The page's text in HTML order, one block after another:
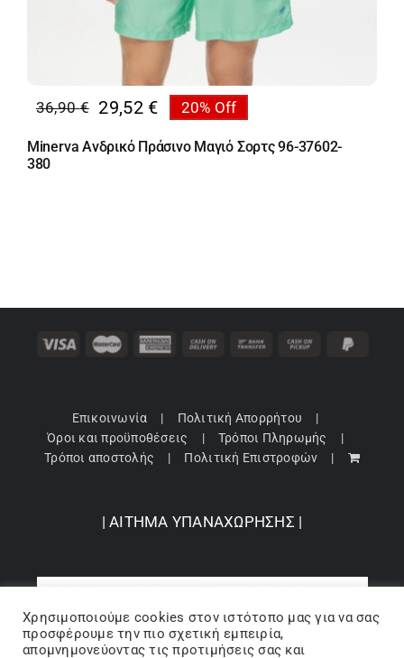
36,90€
Original
price
was:
29,52 €
Η
τρέχουσα
τιμή
20% Off
Minerva Ανδρικό Πράσινο Μαγιό Σορτς 96-37602-
380
Επικοινωνία
Πολιτική Απορρήτου
Όροι και προϋποθέσεις
Τρόποι Πληρωμής
Τρόποι αποστολής
Πολιτική Επιστροφών
| ΑΙΤΗΜΑ ΥΠΑΝΑΧΩΡΗΣΗΣ |
Χρησιμοποιούμε cookies στον ιστότοπo μας για να σας
προσφέρουμε την πιο σχετική εμπειρία,
απομνημονεύοντας τις προτιμήσεις σας και